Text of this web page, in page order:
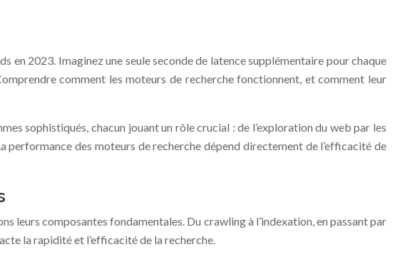
2023. Imaginez une seule seconde de latence supplémentaire pour chaque
comment les moteurs de recherche fonctionnent, et comment leur
sophistiqués, chacun jouant un rôle crucial : de l’exploration du web par les
performance des moteurs de recherche dépend directement de l’efficacité de
leurs composantes fondamentales. Du crawling à l’indexation, en passant par
la rapidité et l’efficacité de la recherche.